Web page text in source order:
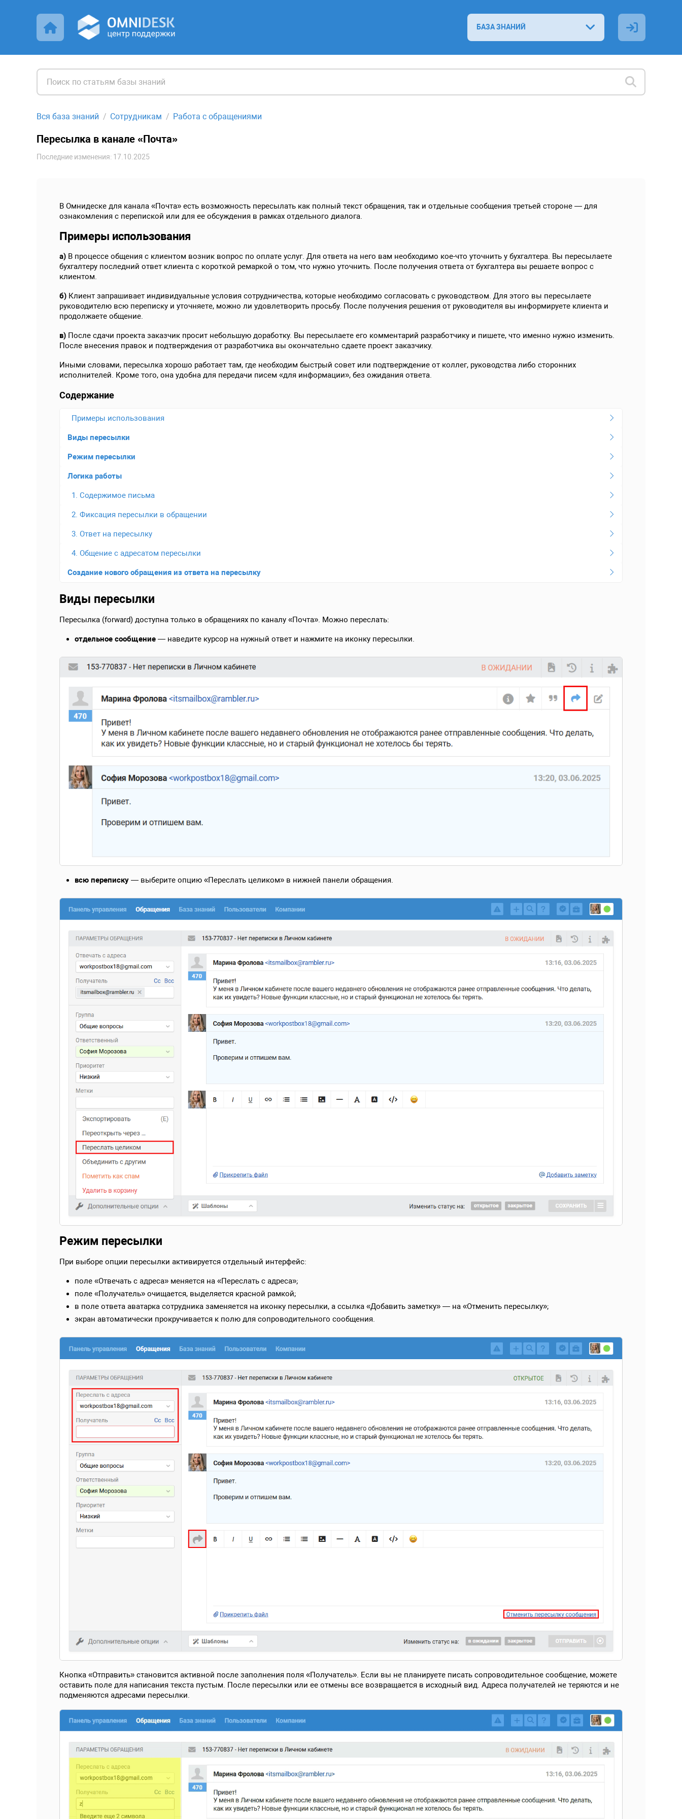
БАЗА ЗНАНИЙ
Вся база знаний Сотрудникам Работа с обращениями
Пересылка в канале «Почта»
Последние изменения: 17.10.2025
В Омнидеске для канала «Почта» есть возможность пересылать как полный текст обращения, так и отдельные сообщения третьей стороне — для
ознакомления с перепиской или для ее обсуждения в рамках отдельного диалога.
Примеры использования
а) В процессе общения с клиентом возник вопрос по оплате услуг. Для ответа на него вам необходимо кое-что уточнить у бухгалтера. Вы пересылаете
бухгалтеру последний ответ клиента с короткой ремаркой о том, что нужно уточнить. После получения ответа от бухгалтера вы решаете вопрос с
клиентом.
б) Клиент запрашивает индивидуальные условия сотрудничества, которые необходимо согласовать с руководством. Для этого вы пересылаете
руководителю всю переписку и уточняете, можно ли удовлетворить просьбу. После получения решения от руководителя вы информируете клиента и
продолжаете общение.
в) После сдачи проекта заказчик просит небольшую доработку. Вы пересылаете его комментарий разработчику и пишете, что именно нужно изменить.
После внесения правок и подтверждения от разработчика вы окончательно сдаете проект заказчику.
Иными словами, пересылка хорошо работает там, где необходим быстрый совет или подтверждение от коллег, руководства либо сторонних
исполнителей. Кроме того, она удобна для передачи писем «для информации», без ожидания ответа.
Содержание
Примеры использования
Виды пересылки
Режим пересылки
Логика работы
1. Содержимое письма
2. Фиксация пересылки в обращении
3. Ответ на пересылку
4. Общение с адресатом пересылки
Создание нового обращения из ответа на пересылку
Виды пересылки
Пересылка (forward) доступна только в обращениях по каналу «Почта». Можно переслать:
отдельное сообщение — наведите курсор на нужный ответ и нажмите на иконку пересылки.
всю переписку — выберите опцию «Переслать целиком» в нижней панели обращения.
Режим пересылки
При выборе опции пересылки активируется отдельный интерфейс:
поле «Отвечать с адреса» меняется на «Переслать с адреса»;
поле «Получатель» очищается, выделяется красной рамкой;
в поле ответа аватарка сотрудника заменяется на иконку пересылки, а ссылка «Добавить заметку» — на «Отменить пересылку»;
экран автоматически прокручивается к полю для сопроводительного сообщения.
Кнопка «Отправить» становится активной после заполнения поля «Получатель». Если вы не планируете писать сопроводительное сообщение, можете
оставить поле для написания текста пустым. После пересылки или ее отмены все возвращается в исходный вид. Адреса получателей не теряются и не
подменяются адресами пересылки.